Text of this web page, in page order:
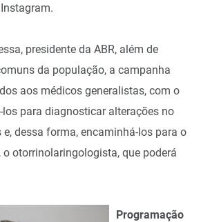
presidente da ABR, além de
da população, a campanha
aos médicos generalistas, com o
para diagnosticar alterações no
dessa forma, encaminhá-los para o
otorrinolaringologista, que poderá
Programação